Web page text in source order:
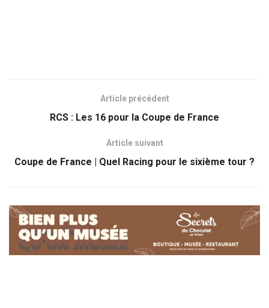
Article précédent
RCS : Les 16 pour la Coupe de France
Article suivant
Coupe de France | Quel Racing pour le sixième tour ?